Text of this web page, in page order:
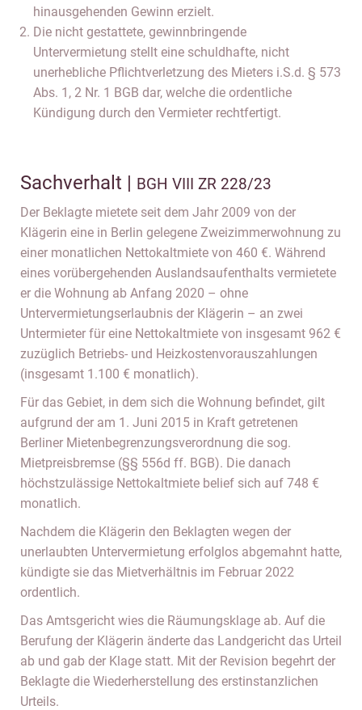
hinausgehenden Gewinn erzielt.
Die nicht gestattete, gewinnbringende
Untervermietung stellt eine schuldhafte, nicht
unerhebliche Pflichtverletzung des Mieters i.S.d. § 573
Abs. 1, 2 Nr. 1 BGB dar, welche die ordentliche
Kündigung durch den Vermieter rechtfertigt.
Sachverhalt | BGH VIII ZR 228/23
Der Beklagte mietete seit dem Jahr 2009 von der
Klägerin eine in Berlin gelegene Zweizimmerwohnung zu
einer monatlichen Nettokaltmiete von 460 €. Während
eines vorübergehenden Auslandsaufenthalts vermietete
er die Wohnung ab Anfang 2020 – ohne
Untervermietungserlaubnis der Klägerin – an zwei
Untermieter für eine Nettokaltmiete von insgesamt 962 €
zuzüglich Betriebs- und Heizkostenvorauszahlungen
(insgesamt 1.100 € monatlich).
Für das Gebiet, in dem sich die Wohnung befindet, gilt
aufgrund der am 1. Juni 2015 in Kraft getretenen
Berliner Mietenbegrenzungsverordnung die sog.
Mietpreisbremse (§§ 556d ff. BGB). Die danach
höchstzulässige Nettokaltmiete belief sich auf 748 €
monatlich.
Nachdem die Klägerin den Beklagten wegen der
unerlaubten Untervermietung erfolglos abgemahnt hatte,
kündigte sie das Mietverhältnis im Februar 2022
ordentlich.
Das Amtsgericht wies die Räumungsklage ab. Auf die
Berufung der Klägerin änderte das Landgericht das Urteil
ab und gab der Klage statt. Mit der Revision begehrt der
Beklagte die Wiederherstellung des erstinstanzlichen
Urteils.